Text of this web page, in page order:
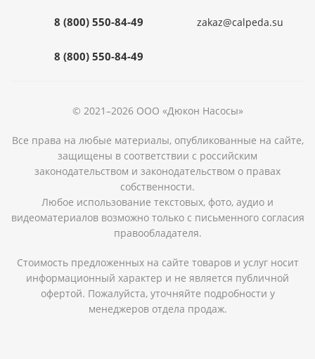
8 (800) 550-84-49
8 (800) 550-84-49
zakaz@calpeda.su
© 2021–2026 ООО «Дюкон Насосы»
Все права на любые материалы, опубликованные на сайте,
защищены в соответствии с российским
законодательством и законодательством о правах
собственности.
Любое использование текстовых, фото, аудио и
видеоматериалов возможно только с письменного согласия
правообладателя.
Стоимость предложенных на сайте товаров и услуг носит
информационный характер и не является публичной
офертой. Пожалуйста, уточняйте подробности у
менеджеров отдела продаж.